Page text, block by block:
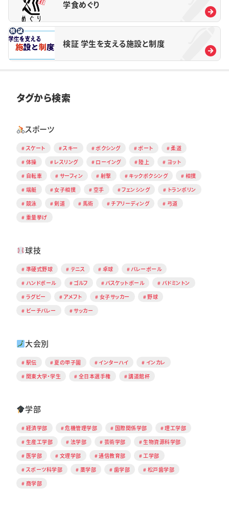
学食めぐり
検証 学生を支える施設と制度
タグから検索
スポーツ
スケート スキー ボクシング ボート
柔道
体操
レスリング ローイング 陸上
ヨット
自転車
サーフィン 射撃 キックボクシング
相撲
端艇
女子相撲 空手 フェンシング
トランポリン
競泳
剣道 馬術 チアリーディング
弓道
重量挙げ
球技
準硬式野球 テニス 卓球
バレーボール
ハンドボール
ゴルフ バスケットボール
バドミントン
ラグビー
アメフト 女子サッカー
野球
ビーチバレー
サッカー
大会別
駅伝 夏の甲子園 インターハイ
インカレ
関東大学・学生
全日本選手権 講道館杯
学部
経済学部 危機管理学部 国際関係学部
理工学部
生産工学部
法学部 芸術学部
生物資源科学部
医学部
文理学部 通信教育部
工学部
スポーツ科学部
薬学部 歯学部
松戸歯学部
商学部